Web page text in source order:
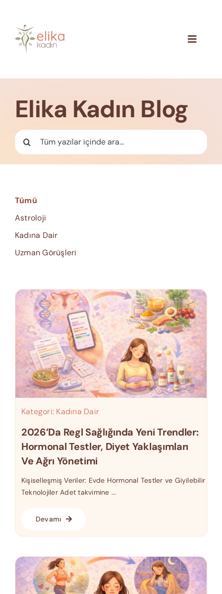
content
Toggle
İletişim
Elika Kadın Blog
Ara:
Tümü
Astroloji
Kadına Dair
Uzman Görüşleri
Kategori: Kadına Dair
2026’da Regl Sağlığında Yeni Trendler:
Hormonal Testler, Diyet Yaklaşımları
Ve Ağrı Yönetimi
Kişiselleşmiş Veriler: Evde Hormonal Testler ve Giyilebilir
Teknolojiler Adet takvimine ...
Devamı